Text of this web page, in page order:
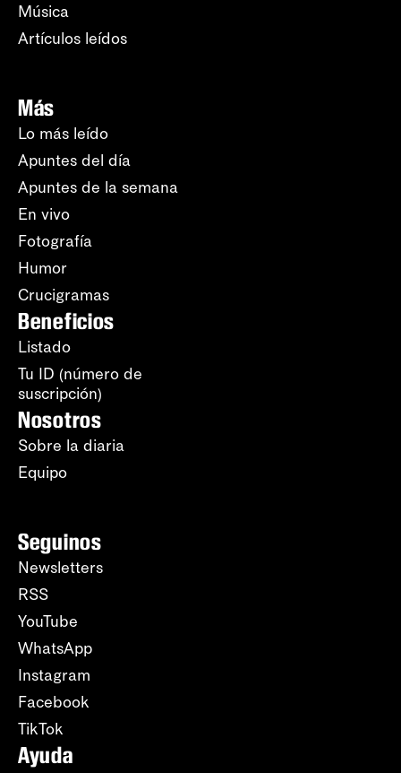
Música
Artículos leídos
Más
Lo más leído
Apuntes del día
Apuntes de la semana
En vivo
Fotografía
Humor
Crucigramas
Beneficios
Listado
Tu ID (número de
suscripción)
Nosotros
Sobre la diaria
Equipo
Seguinos
Newsletters
RSS
YouTube
WhatsApp
Instagram
Facebook
TikTok
Ayuda